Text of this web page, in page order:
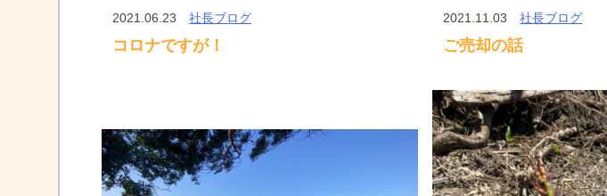
2021.06.23社長ブログ
コロナですが！
2021.11.03社長ブログ
ご売却の話